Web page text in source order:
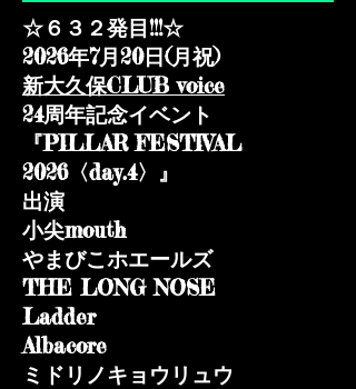
☆６３２発目!!!☆
2026年7月20日(月祝)​
新大久保CLUB voice
24周年記念イベント
『PILLAR FESTIVAL
2026〈day.4〉』
出演
小尖mouth
やまびこホエールズ
THE LONG NOSE
Ladder
Albacore
ミドリノキョウリュウ